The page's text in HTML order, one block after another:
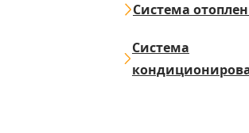
Система
Система